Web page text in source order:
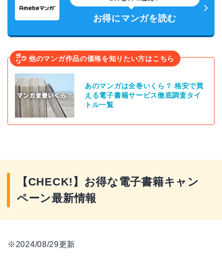
お得にマンガを読む
他のマンガ作品の価格を知りたい方はこちら
あのマンガは全巻いくら？ 格安で買
える電子書籍サービス徹底調査タイ
トル一覧
【CHECK!】お得な電子書籍キャン
ペーン最新情報
※2024/08/29更新